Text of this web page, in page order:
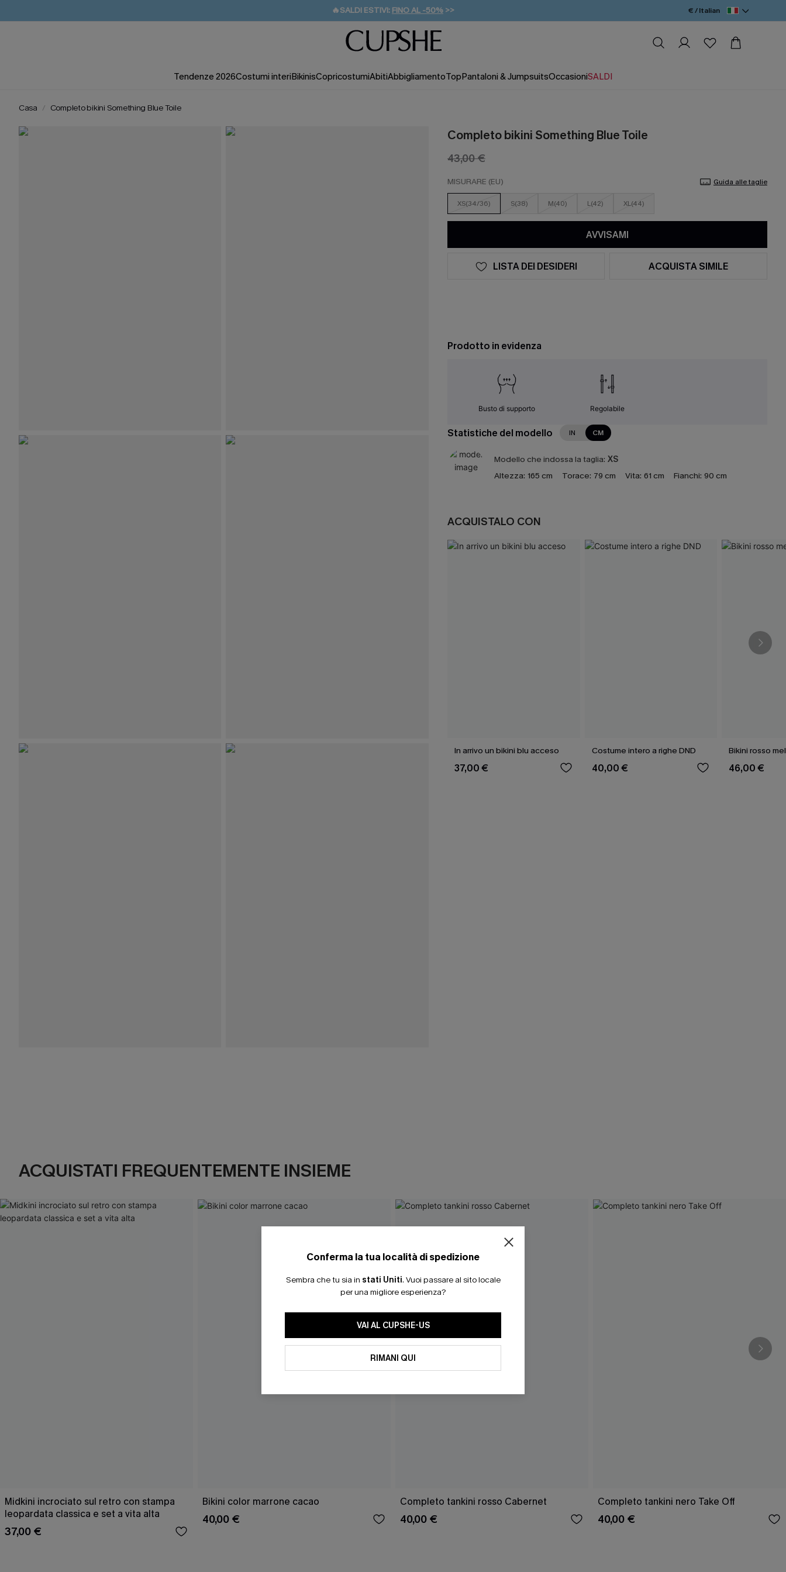
🔥SALDI ESTIVI: FINO AL -50% >>
🚚SPEDIZIONE GRATUITA DA 49€
💌REGALO PER I NUOVI: 20% DI SCONTO*
€ / Italian
Tendenze 2026Costumi interiBikinisCopricostumiAbitiAbbigliamentoTopPantaloni & JumpsuitsOccasioniSALDI
Casa Completo bikini Something Blue Toile
Completo bikini Something Blue Toile
43,00 €
MISURARE (EU) Guida alle taglie
XS(34/36) S(38) M(40) L(42) XL(44)
AVVISAMI
LISTA DEI DESIDERI ACQUISTA SIMILE
Prodotto in evidenza
Busto di supporto Regolabile
Statistiche del modello IN CM
Modello che indossa la taglia: XS
Altezza: 165 cm Torace: 79 cm Vita: 61 cm Fianchi: 90 cm
ACQUISTALO CON
In arrivo un bikini blu acceso
37,00 €
Costume intero a righe DND
40,00 €
Bikini rosso
46,00 €
ACQUISTATI FREQUENTEMENTE INSIEME
Midkini incrociato sul retro con stampa
leopardata classica e set a vita alta
37,00 €
Bikini color marrone cacao
40,00 €
Completo tankini rosso Cabernet
40,00 €
Completo tankini nero Take Off
40,00 €
Conferma la tua località di spedizione
Sembra che tu sia in stati Uniti. Vuoi passare al sito locale
per una migliore esperienza?
VAI AL CUPSHE-US
RIMANI QUI